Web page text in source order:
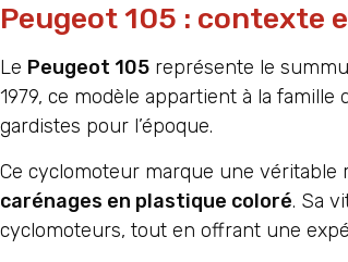
Peugeot 105 : contexte
Le Peugeot 105 représente le
1979, ce modèle appartient à la
gardistes pour l’époque.
Ce cyclomoteur marque une
carénages en plastique coloré. Sa
cyclomoteurs, tout en offrant une